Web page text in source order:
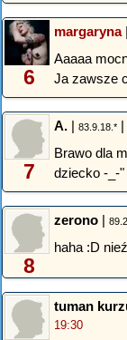
6
margaryna|
Aaaaa
Ja zawsze
7
A. | 83.9.18.* |
Brawo dla
dziecko -_-"
8
zerono |
haha :D
tuman
19:30